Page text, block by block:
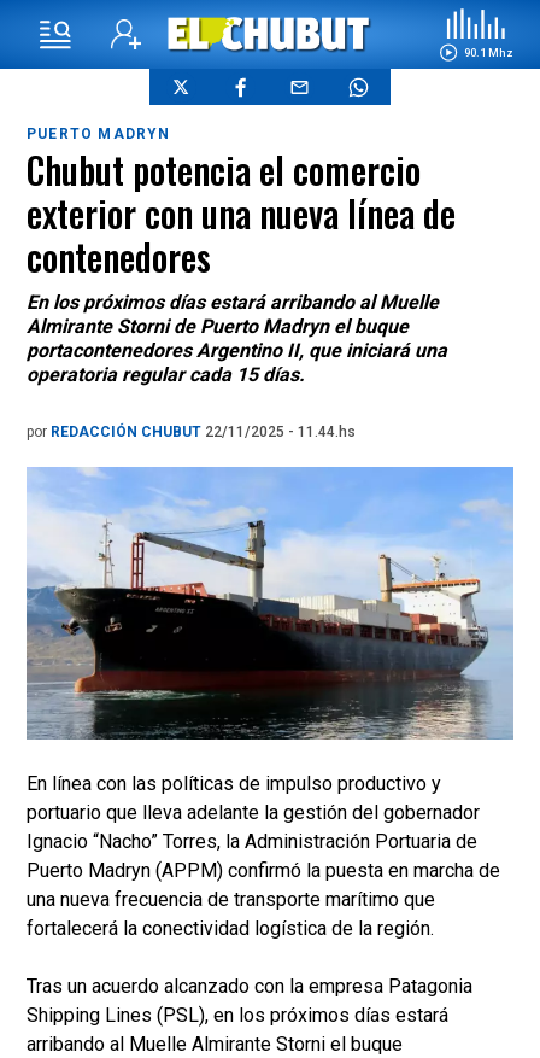
90.1 Mhz
PUERTO MADRYN
Chubut potencia el comercio
exterior con una nueva línea de
contenedores
En los próximos días estará arribando al Muelle
Almirante Storni de Puerto Madryn el buque
portacontenedores Argentino II, que iniciará una
operatoria regular cada 15 días.
por REDACCIÓN CHUBUT 22/11/2025 - 11.44.hs
En línea con las políticas de impulso productivo y
portuario que lleva adelante la gestión del gobernador
Ignacio “Nacho” Torres, la Administración Portuaria de
Puerto Madryn (APPM) confirmó la puesta en marcha de
una nueva frecuencia de transporte marítimo que
fortalecerá la conectividad logística de la región.
Tras un acuerdo alcanzado con la empresa Patagonia
Shipping Lines (PSL), en los próximos días estará
arribando al Muelle Almirante Storni el buque